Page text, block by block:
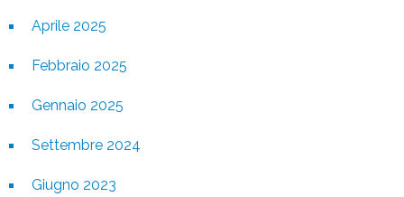
Aprile 2025
Febbraio 2025
Gennaio 2025
Settembre 2024
Giugno 2023